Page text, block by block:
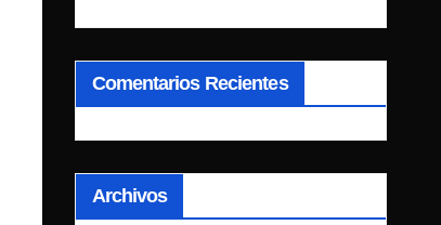
Comentarios Recientes
Archivos